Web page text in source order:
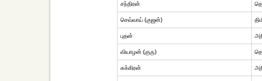
சந்திரன்
செவ்வாய் (குஜன்)
புதன்
வியாழன் (குரு)
சுக்கிரன்